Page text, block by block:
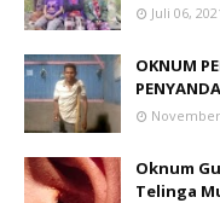
Juli 06,
OKNUM
November
Oknum
Telinga